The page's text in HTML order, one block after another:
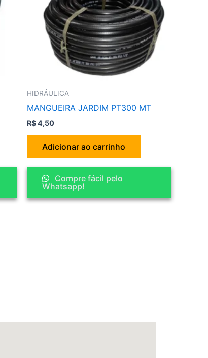
HIDRÁULICA
MANGUEIRA JARDIM PT300 MT
R$4,50
Adicionar ao carrinho
Compre fácil pelo
Whatsapp!